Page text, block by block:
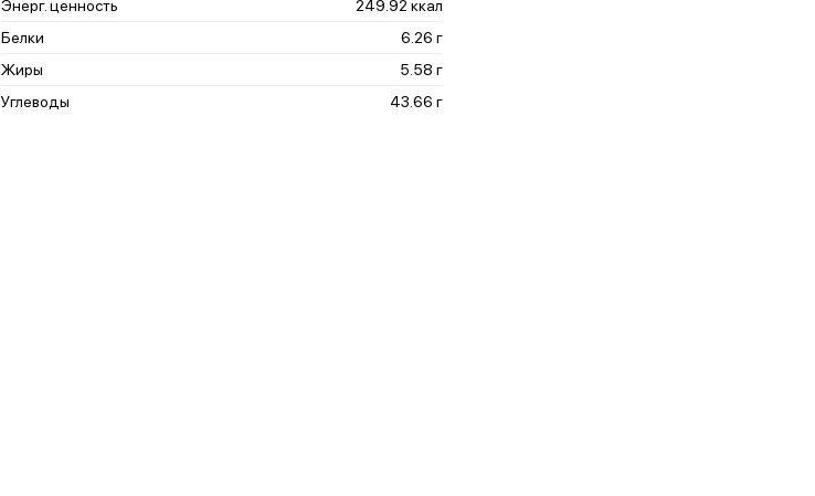
Энерг. ценность
249.92 ккал
Белки
6.26 г
Жиры
5.58 г
Углеводы
43.66 г